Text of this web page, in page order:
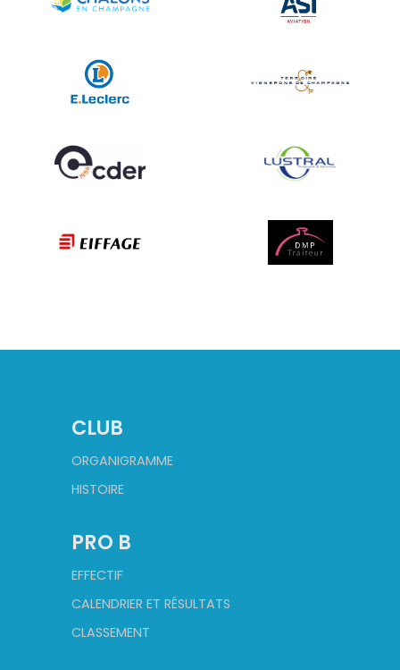
CLUB
ORGANIGRAMME
HISTOIRE
PRO B
EFFECTIF
CALENDRIER ET RÉSULTATS
CLASSEMENT